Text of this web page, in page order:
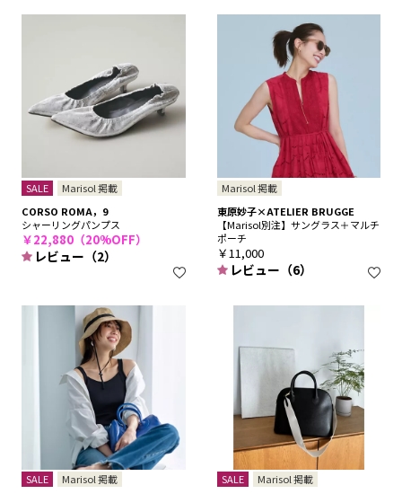
SALE
Marisol 掲載
CORSO ROMA，9
シャーリングパンプス
￥22,880（20%OFF）
レビュー（2）
Marisol 掲載
東原妙子×ATELIER BRUGGE
【Marisol別注】サングラス＋マルチ
ポーチ
￥11,000
レビュー（6）
SALE
Marisol 掲載
SALE
Marisol 掲載